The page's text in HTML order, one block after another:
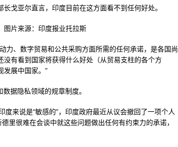
戈亚尔直言，印度目前在这方面看不到任何好处。
图片来源：印度报业托拉斯
力、数字贸易和公共采购方面所需的任何承诺，是各国尚
有看到国家将获得什么好处（从贸易支柱的各个方
发展中国家。”
据隐私领域的规章制度。
来说是“敏感的”，印度政府最近从议会撤回了一项个人
里很难在会谈中就这些问题做出任何有约束力的承诺，